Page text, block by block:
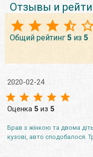
Отзывы и
Общий рейтинг 5 из 5
2020-02-24
Оценка 5 из 5
Брав з жінкою та двома
кузові, авто сподобалося.